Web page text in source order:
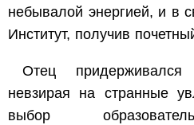
небывалой энергией, и в
Институт, получив
Отец
невзирая на странные
выбор